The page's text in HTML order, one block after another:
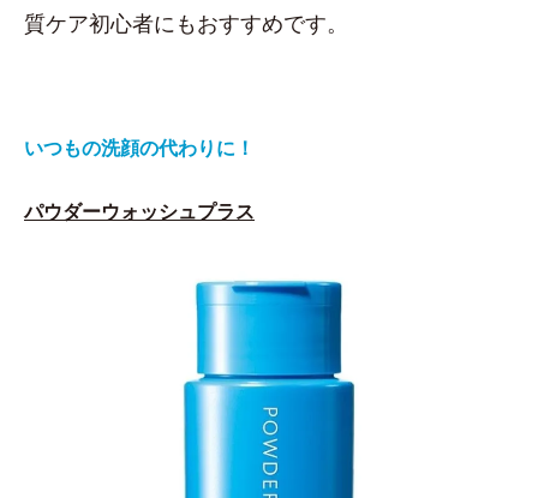
質ケア初心者にもおすすめです。
いつもの洗顔の代わりに！
パウダーウォッシュプラス